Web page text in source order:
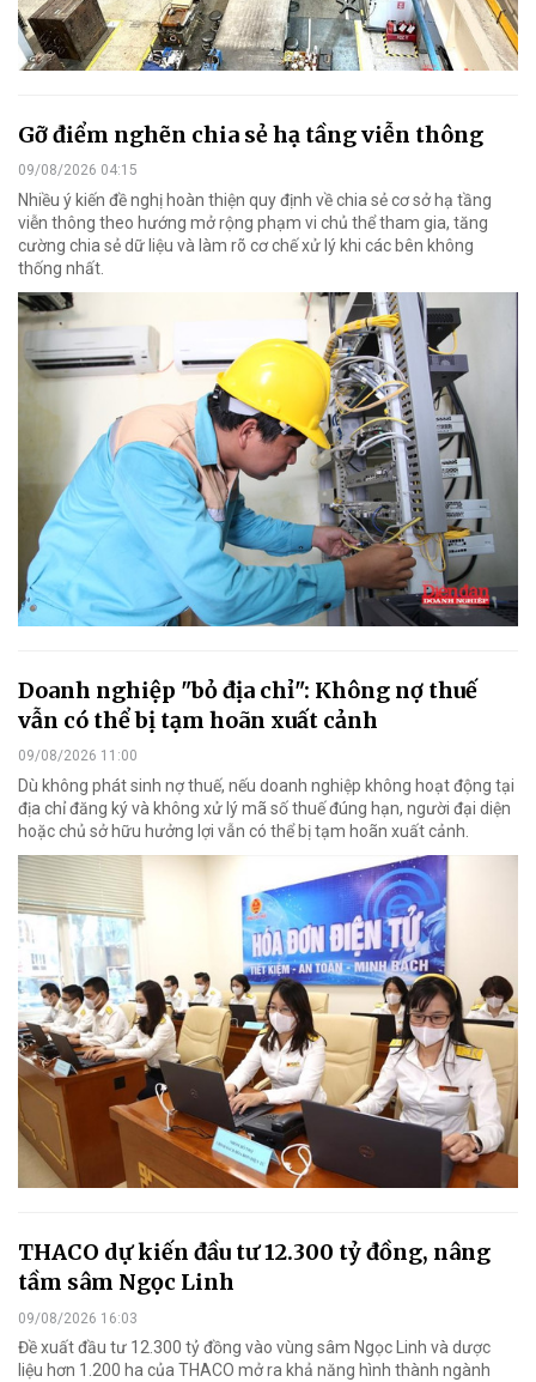
Gỡ điểm nghẽn chia sẻ hạ tầng viễn thông
09/08/2026 04:15
Nhiều ý kiến đề nghị hoàn thiện quy định về chia sẻ cơ sở hạ tầng
viễn thông theo hướng mở rộng phạm vi chủ thể tham gia, tăng
cường chia sẻ dữ liệu và làm rõ cơ chế xử lý khi các bên không
thống nhất.
Doanh nghiệp "bỏ địa chỉ": Không nợ thuế
vẫn có thể bị tạm hoãn xuất cảnh
09/08/2026 11:00
Dù không phát sinh nợ thuế, nếu doanh nghiệp không hoạt động tại
địa chỉ đăng ký và không xử lý mã số thuế đúng hạn, người đại diện
hoặc chủ sở hữu hưởng lợi vẫn có thể bị tạm hoãn xuất cảnh.
THACO dự kiến đầu tư 12.300 tỷ đồng, nâng
tầm sâm Ngọc Linh
09/08/2026 16:03
Đề xuất đầu tư 12.300 tỷ đồng vào vùng sâm Ngọc Linh và dược
liệu hơn 1.200 ha của THACO mở ra khả năng hình thành ngành